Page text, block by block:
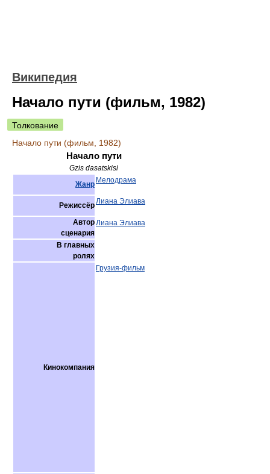
Википедия
Начало пути (фильм, 1982)
Толкование
Начало пути (фильм, 1982)
Начало пути
Gzis dasatskisi
Жанр Мелодрама
РежиссёрЛиана Элиава
Автор
сценария
Лиана Элиава
В главных
ролях
Кинокомпания
Грузия-фильм